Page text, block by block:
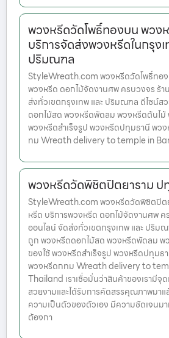
พวงหรีดวัดโพธิ์ทองบน พวง
บริการจัดส่งพวงหรีดในกรุงเ
ปริมณฑล
StyleWreath.com พวงหรีดวัดโพธิ์ทอง
พวงหรีด ดอกไม้จัดงานศพ ครบวงจร ร้
ส่งทั่วเขตกรุงเทพ และ ปริมณฑล ดีไซน์ส
ดอกไม้สด พวงหรีดพัดลม พวงหรีดต้นไม้
พวงหรีดสำเร็จรูป พวงหรีดปทุมธานี พว
ทม Wreath delivery to temple in
พวงหรีดวัดพิชิตปิตยาราม ป
StyleWreath.com พวงหรีดวัดพิชิตปิต
หรีด บริการพวงหรีด ดอกไม้จัดงานศพ ค
ออนไลน์ จัดส่งทั่วเขตกรุงเทพ และ ปริม
ถูก พวงหรีดดอกไม้สด พวงหรีดพัดลม พ
ของใช้ พวงหรีดสำเร็จรูป พวงหรีดปทุม
พวงหรีดกทม Wreath delivery to
Thailand เราเชื่อมั่นว่าสินค้าของเรามีจุ
สวยงามและได้รับการคัดสรรคุณภาพมา
ความเป็นตัวของตัวเอง มีความชัดเจนม
ต้องกา